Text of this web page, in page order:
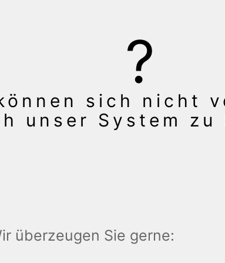
sich nicht
unser System zu
überzeugen Sie gerne: